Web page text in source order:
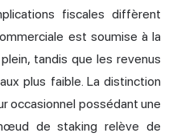
fiscales diffèrent
est soumise à la
tandis que les revenus
plus faible. La distinction
occasionnel possédant une
de staking relève de